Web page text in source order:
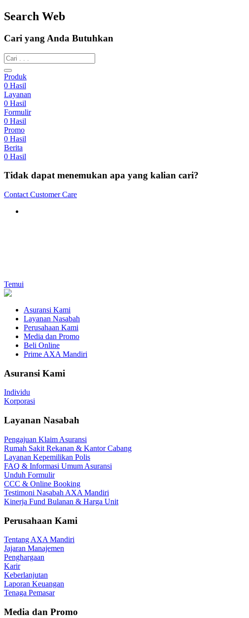
Search Web
Cari yang Anda Butuhkan
Produk
0 Hasil
Layanan
0 Hasil
Formulir
0 Hasil
Promo
0 Hasil
Berita
0 Hasil
Tidak dapat menemukan apa yang kalian cari?
Contact Customer Care
Temui
Asuransi Kami
Layanan Nasabah
Perusahaan Kami
Media dan Promo
Beli Online
Prime AXA Mandiri
Asuransi Kami
Individu
Korporasi
Layanan Nasabah
Pengajuan Klaim Asuransi
Rumah Sakit Rekanan & Kantor Cabang
Layanan Kepemilikan Polis
FAQ & Informasi Umum Asuransi
Unduh Formulir
CCC & Online Booking
Testimoni Nasabah AXA Mandiri
Kinerja Fund Bulanan & Harga Unit
Perusahaan Kami
Tentang AXA Mandiri
Jajaran Manajemen
Penghargaan
Karir
Keberlanjutan
Laporan Keuangan
Tenaga Pemasar
Media dan Promo